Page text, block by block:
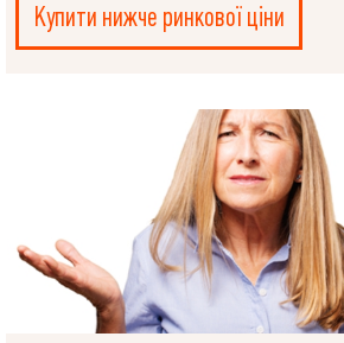
Купити нижче ринкової ціни